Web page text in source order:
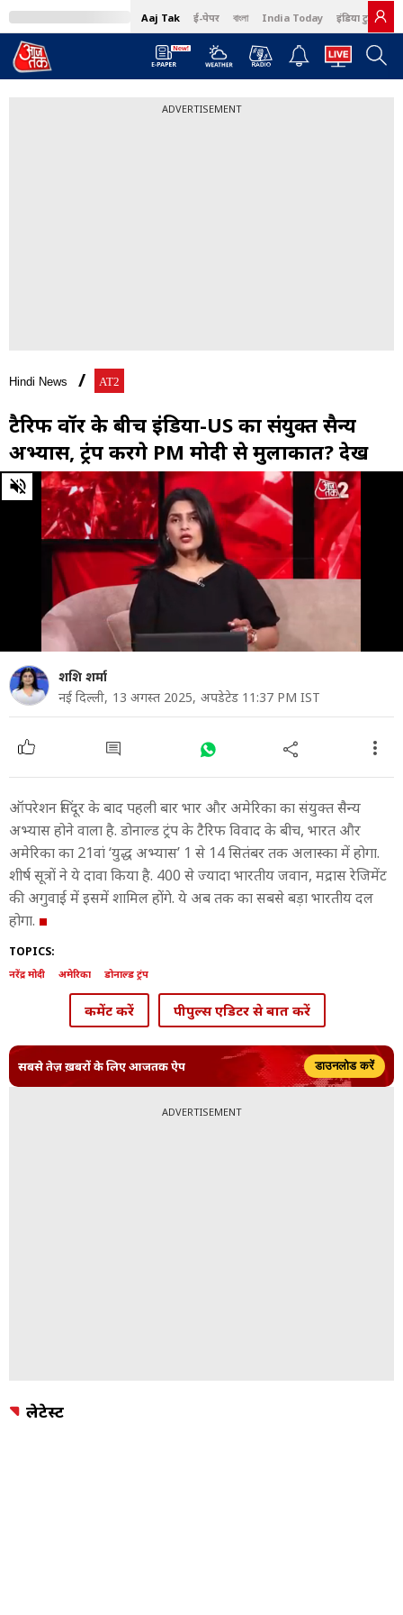
Aaj Tak ई-पेपर বাংলা India Today इंडिया टुडे हिंदी
ADVERTISEMENT
Hindi News AT2
टैरिफ वॉर के बीच इंडिया-US का संयुक्त सैन्य
अभ्यास, ट्रंप करेंगे PM मोदी से मुलाकात? देखें
0
of
minutes,
शशि शर्मा
नई दिल्ली, 13 अगस्त 2025, अपडेटेड 11:37 PM IST
ऑपरेशन सिंदूर के बाद पहली बार भार और अमेरिका का संयुक्त सैन्य
अभ्यास होने वाला है. डोनाल्ड ट्रंप के टैरिफ विवाद के बीच, भारत और
अमेरिका का 21वां ‘युद्ध अभ्यास’ 1 से 14 सितंबर तक अलास्का में होगा.
शीर्ष सूत्रों ने ये दावा किया है. 400 से ज्यादा भारतीय जवान, मद्रास रेजिमेंट
की अगुवाई में इसमें शामिल होंगे. ये अब तक का सबसे बड़ा भारतीय दल
होगा.
TOPICS:
नरेंद्र मोदी अमेरिका डोनाल्ड ट्रंप
कमेंट करें पीपुल्स एडिटर से बात करें
सबसे तेज़ ख़बरों के लिए आजतक ऐप डाउनलोड करें
ADVERTISEMENT
लेटेस्ट